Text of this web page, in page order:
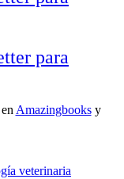
para
Amazingbooksy
veterinaria